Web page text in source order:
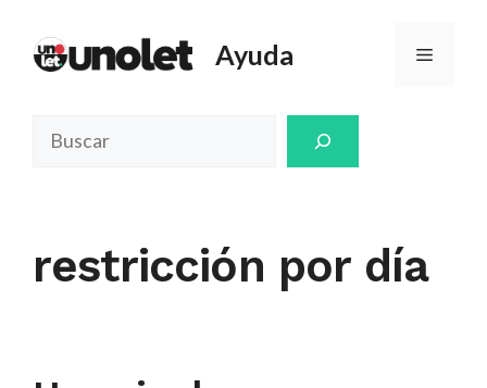
contenido
Ayuda Menú
restricción por día